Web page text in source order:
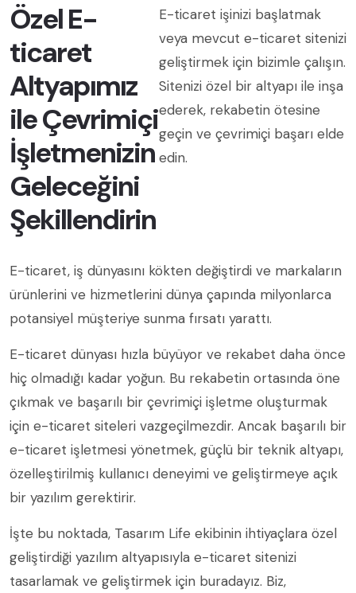
Özel E-
ticaret
Altyapımız
ile Çevrimiçi
İşletmenizin
Geleceğini
Şekillendirin
E-ticaret işinizi başlatmak
veya mevcut e-ticaret sitenizi
geliştirmek için bizimle çalışın.
Sitenizi özel bir altyapı ile inşa
ederek, rekabetin ötesine
geçin ve çevrimiçi başarı elde
edin.
E-ticaret, iş dünyasını kökten değiştirdi ve markaların
ürünlerini ve hizmetlerini dünya çapında milyonlarca
potansiyel müşteriye sunma fırsatı yarattı.
E-ticaret dünyası hızla büyüyor ve rekabet daha önce
hiç olmadığı kadar yoğun. Bu rekabetin ortasında öne
çıkmak ve başarılı bir çevrimiçi işletme oluşturmak
için e-ticaret siteleri vazgeçilmezdir. Ancak başarılı bir
e-ticaret işletmesi yönetmek, güçlü bir teknik altyapı,
özelleştirilmiş kullanıcı deneyimi ve geliştirmeye açık
bir yazılım gerektirir.
İşte bu noktada, Tasarım Life ekibinin ihtiyaçlara özel
geliştirdiği yazılım altyapısıyla e-ticaret sitenizi
tasarlamak ve geliştirmek için buradayız. Biz,